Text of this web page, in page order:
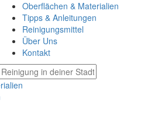
Oberflächen & Materialien
Tipps & Anleitungen
Reinigungsmittel
Über Uns
Kontakt